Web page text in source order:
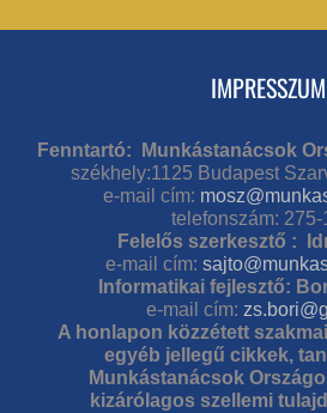
IMPRESSZUM
Fenntartó: Munkástanácsok
székhely:1125 Budapest
e-mail cím:
telefonszám: 275-
Felelős szerkesztő :
e-mail cím:
Informatikai fejlesztő:
e-mail cím:
A honlapon közzétett
egyéb jellegű cikkek,
Munkástanácsok
kizárólagos szellemi